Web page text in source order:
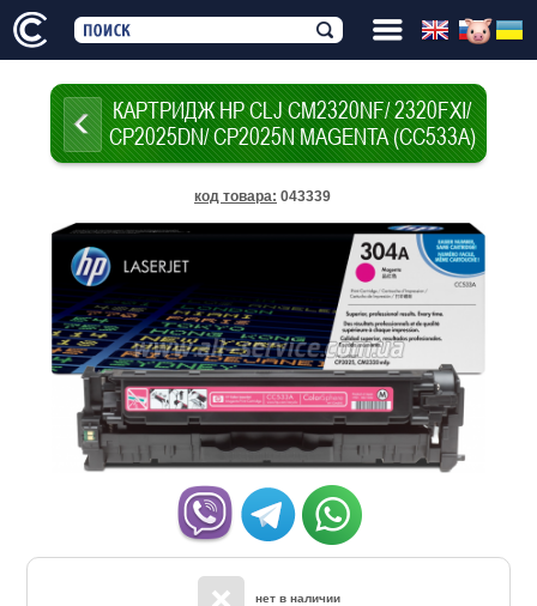
КАРТРИДЖ НР CLJ CM2320NF/ 2320FXI/
CP2025DN/ CP2025N MAGENTA (CC533A)
код товара: 043339
нет в наличии